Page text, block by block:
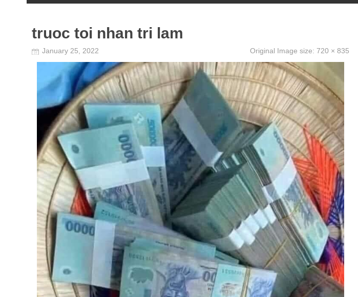
truoc toi nhan tri lam
January 25, 2022 Original Image size: 720 × 835